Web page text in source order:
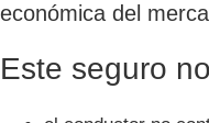
económica del
Este seguro